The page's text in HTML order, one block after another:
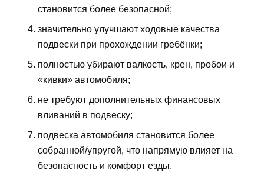
становится более безопасной;
значительно улучшают ходовые качества
подвески при прохождении гребёнки;
полностью убирают валкость, крен, пробои и
«кивки» автомобиля;
не требуют дополнительных финансовых
вливаний в подвеску;
подвеска автомобиля становится более
собранной/упругой, что напрямую влияет на
безопасность и комфорт езды.